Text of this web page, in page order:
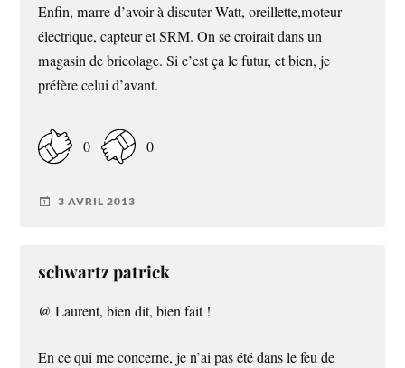
Enfin, marre d’avoir à discuter Watt, oreillette,moteur
électrique, capteur et SRM. On se croirait dans un
magasin de bricolage. Si c’est ça le futur, et bien, je
préfère celui d’avant.
0 0
3 AVRIL 2013
schwartz patrick
@ Laurent, bien dit, bien fait !
En ce qui me concerne, je n’ai pas été dans le feu de